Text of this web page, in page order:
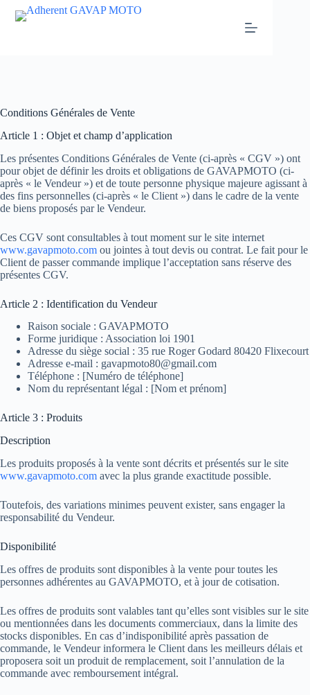
Conditions Générales de Vente
Article 1 : Objet et champ d’application
Les présentes Conditions Générales de Vente (ci-après « CGV ») ont
pour objet de définir les droits et obligations de GAVAPMOTO (ci-
après « le Vendeur ») et de toute personne physique majeure agissant à
des fins personnelles (ci-après « le Client ») dans le cadre de la vente
de biens proposés par le Vendeur.
Ces CGV sont consultables à tout moment sur le site internet
www.gavapmoto.com ou jointes à tout devis ou contrat. Le fait pour le
Client de passer commande implique l’acceptation sans réserve des
présentes CGV.
Article 2 : Identification du Vendeur
Raison sociale : GAVAPMOTO
Forme juridique : Association loi 1901
Adresse du siège social : 35 rue Roger Godard 80420 Flixecourt
Adresse e-mail : gavapmoto80@gmail.com
Téléphone : [Numéro de téléphone]
Nom du représentant légal : [Nom et prénom]
Article 3 : Produits
Description
Les produits proposés à la vente sont décrits et présentés sur le site
www.gavapmoto.com avec la plus grande exactitude possible.
Toutefois, des variations minimes peuvent exister, sans engager la
responsabilité du Vendeur.
Disponibilité
Les offres de produits sont disponibles à la vente pour toutes les
personnes adhérentes au GAVAPMOTO, et à jour de cotisation.
Les offres de produits sont valables tant qu’elles sont visibles sur le site
ou mentionnées dans les documents commerciaux, dans la limite des
stocks disponibles. En cas d’indisponibilité après passation de
commande, le Vendeur informera le Client dans les meilleurs délais et
proposera soit un produit de remplacement, soit l’annulation de la
commande avec remboursement intégral.